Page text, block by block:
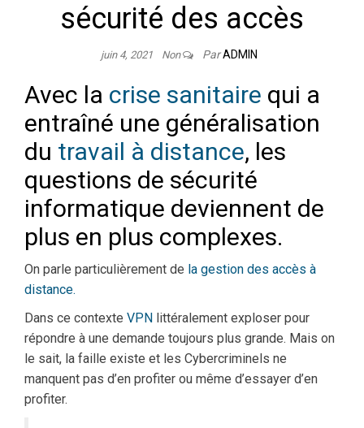
sécurité des accès
juin 4, 2021 Non ParADMIN
Avec la crise sanitaire qui a
entraîné une généralisation
du travail à distance, les
questions de sécurité
informatique deviennent de
plus en plus complexes.
On parle particulièrement de la gestion des accès à
distance.
Dans ce contexte VPN littéralement exploser pour
répondre à une demande toujours plus grande. Mais on
le sait, la faille existe et les Cybercriminels ne
manquent pas d’en profiter ou même d’essayer d’en
profiter.